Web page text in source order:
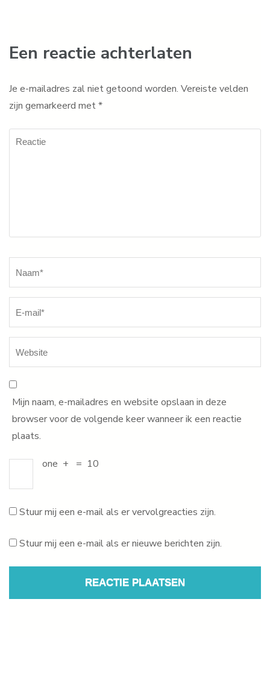
Een reactie achterlaten
Je e-mailadres zal niet getoond worden. Vereiste velden
zijn gemarkeerd met*
Reactie
Mijn naam, e-mailadres en website opslaan in deze
browser voor de volgende keer wanneer ik een reactie
plaats.
one + = 10
Stuur mij een e-mail als er vervolgreacties zijn.
Stuur mij een e-mail als er nieuwe berichten zijn.